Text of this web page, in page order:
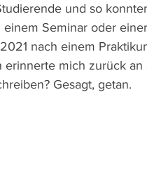
und so
einem Seminar oder
nach einem
erinnerte mich zurück
Gesagt, getan.